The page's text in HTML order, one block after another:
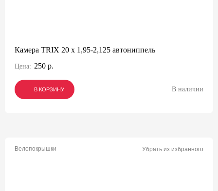
Камера TRIX 20 x 1,95-2,125 автониппель
Цена: 250 р.
В КОРЗИНУ
В КОРЗИНУ
В КОРЗИНУ В наличии
Велопокрышки Убрать из избранного